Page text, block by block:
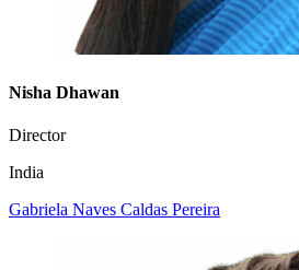
Nisha Dhawan
Director
India
Gabriela Naves Caldas Pereira